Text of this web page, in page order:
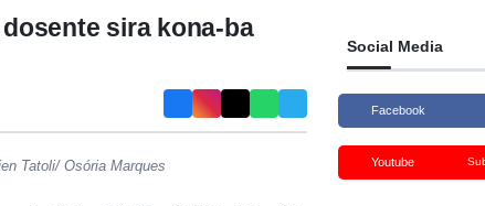
sira kona-ba
Tatoli/ Osória Marques
Social Media
Facebook
Youtube